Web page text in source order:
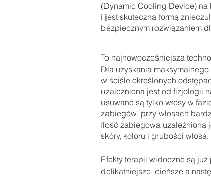
(Dynamic Cooling Device)
i jest skuteczna formą
bezpiecznym rozwiązaniem
To najnowocześniejsza
Dla uzyskania
w ściśle określonych
uzależniona jest od fizjologii
usuwane są tylko włosy w
zabiegów, przy włosach
Ilość zabiegowa uzależniona
skóry, koloru i grubości włosa.
Efekty terapii widoczne są
delikatniejsze, cieńsze a